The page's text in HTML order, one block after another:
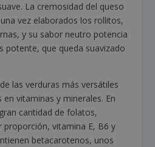
La cremosidad del queso
vez elaborados los rollitos,
y su sabor neutro potencia
potente, que queda suavizado
las verduras más versátiles
vitaminas y minerales. En
cantidad de folatos,
proporción, vitamina E, B6 y
betacarotenos, unos